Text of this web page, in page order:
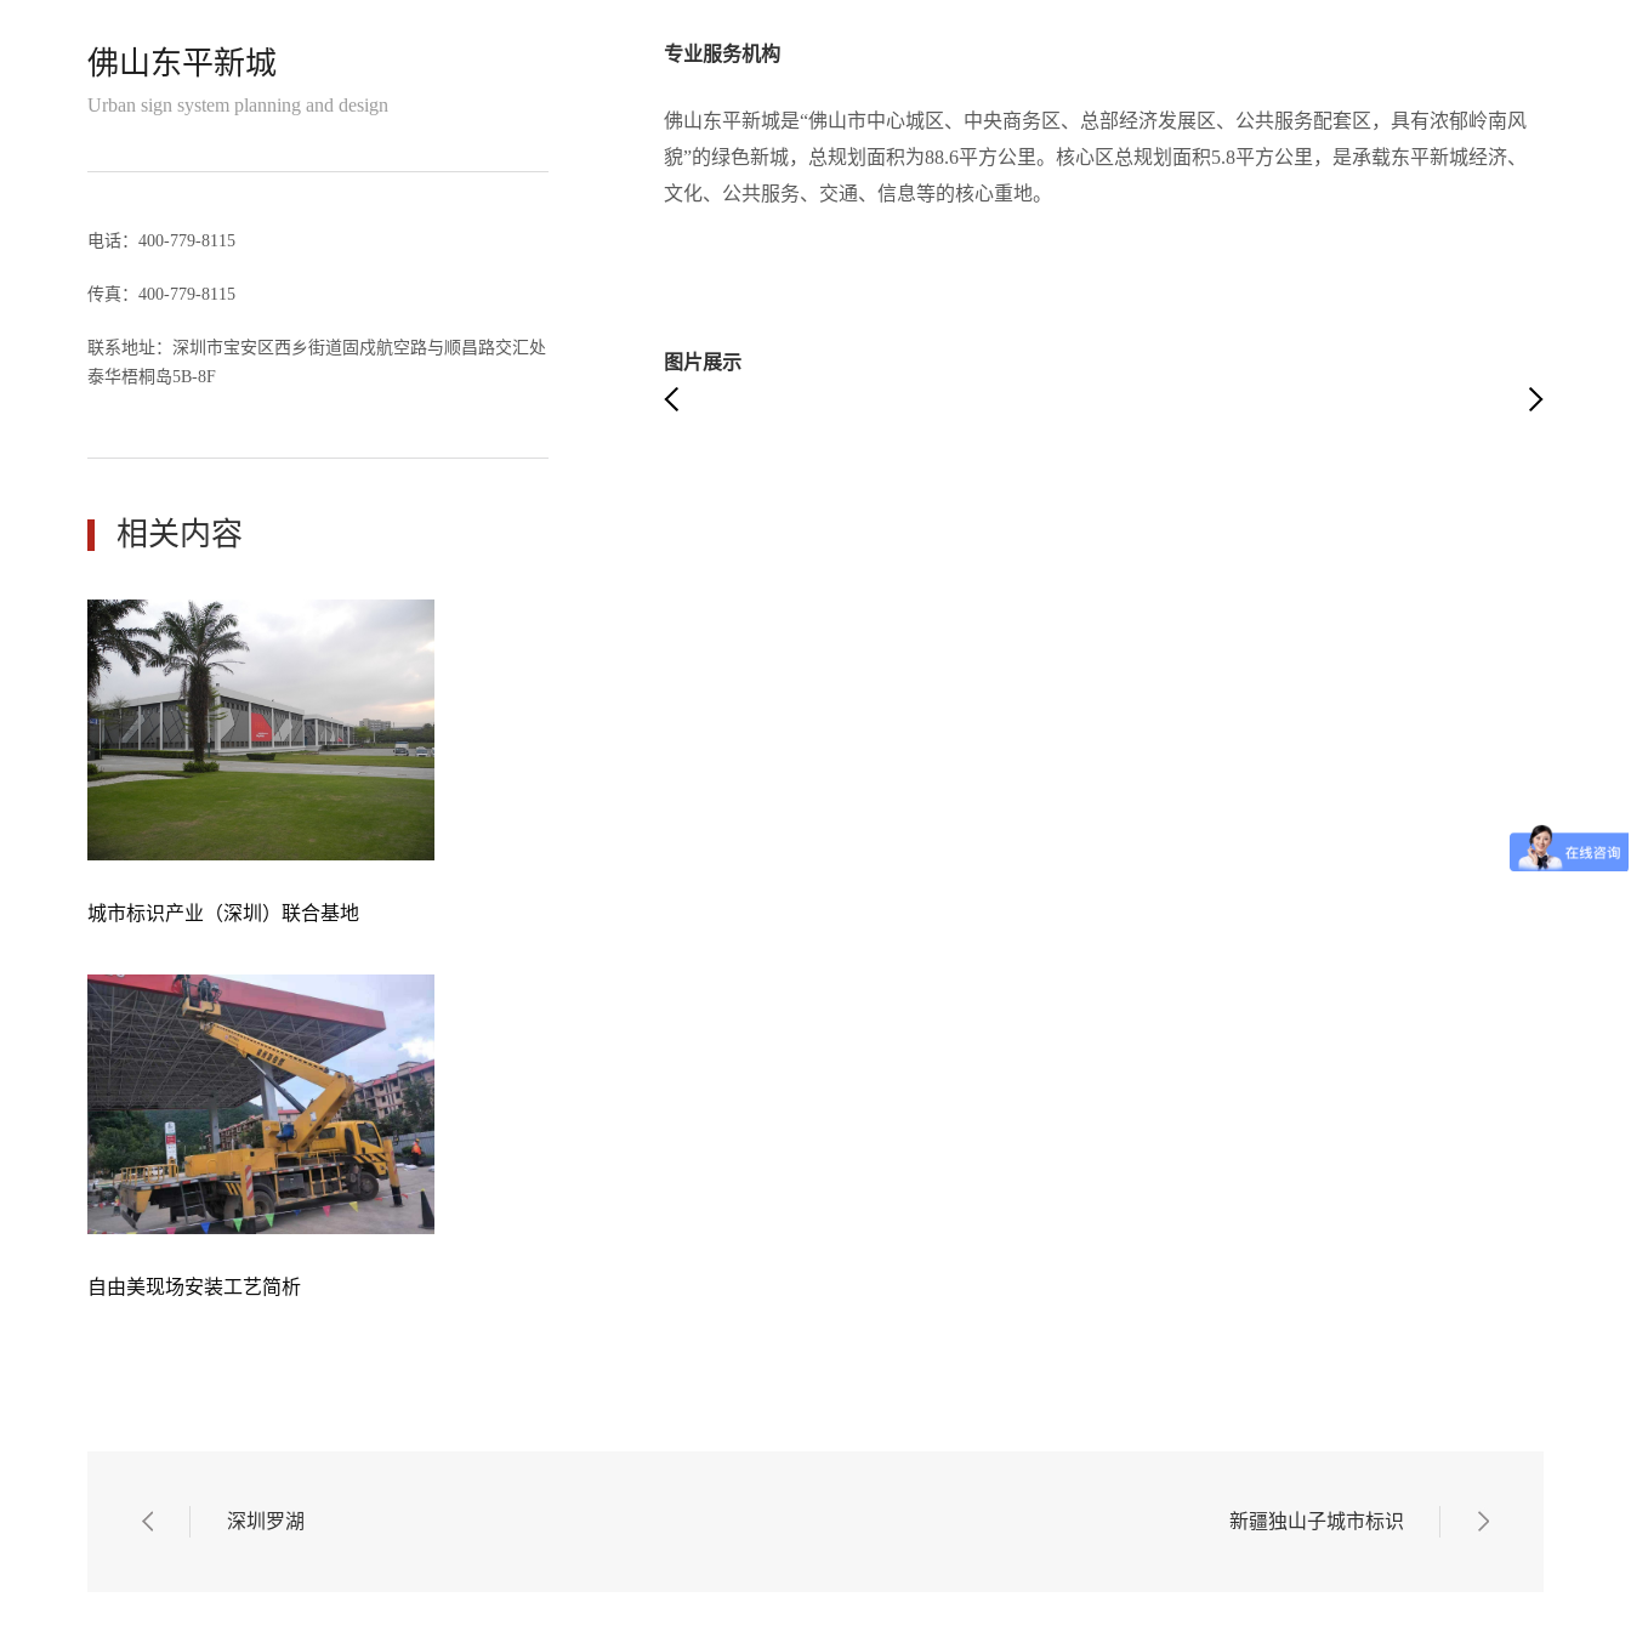
专业服务机构
佛山东平新城是“佛山市中心城区、中央商务区、总部经济发展区、公共服务配套区，具有浓郁岭南风
貌”的绿色新城，总规划面积为88.6平方公里。核心区总规划面积5.8平方公里，是承载东平新城经济、
文化、公共服务、交通、信息等的核心重地。
图片展示
佛山东平新城
Urban sign system planning and design
电话：400-779-8115
传真：400-779-8115
联系地址：深圳市宝安区西乡街道固戍航空路与顺昌路交汇处
泰华梧桐岛5B-8F
相关内容
城市标识产业（深圳）联合基地
自由美现场安装工艺简析
深圳罗湖 新疆独山子城市标识